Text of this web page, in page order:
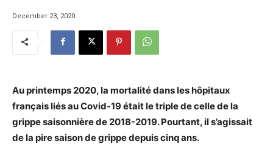
December 23, 2020
Au printemps 2020, la mortalité dans les hôpitaux
français liés au Covid-19 était le triple de celle de la
grippe saisonnière de 2018-2019. Pourtant, il s’agissait
de la pire saison de grippe depuis cinq ans.